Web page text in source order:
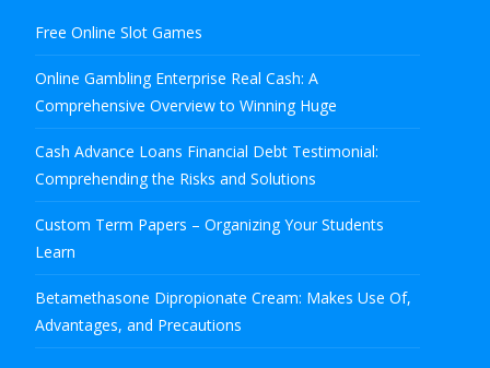
Free Online Slot Games
Online Gambling Enterprise Real Cash: A
Comprehensive Overview to Winning Huge
Cash Advance Loans Financial Debt Testimonial:
Comprehending the Risks and Solutions
Custom Term Papers – Organizing Your Students
Learn
Betamethasone Dipropionate Cream: Makes Use Of,
Advantages, and Precautions